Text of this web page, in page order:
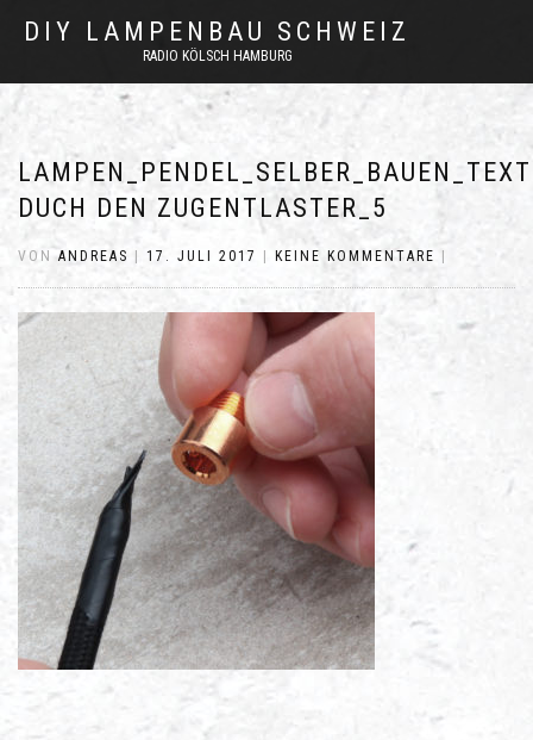
DIY LAMPENBAU SCHWEIZ
RADIO KÖLSCH HAMBURG
DUCH DEN ZUGENTLASTER_5
VONANDREAS 17. JULI 2017 KEINE KOMMENTARE